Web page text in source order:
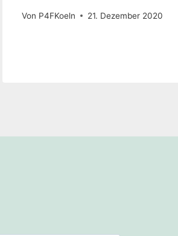
Von P4FKoeln 21. Dezember 2020